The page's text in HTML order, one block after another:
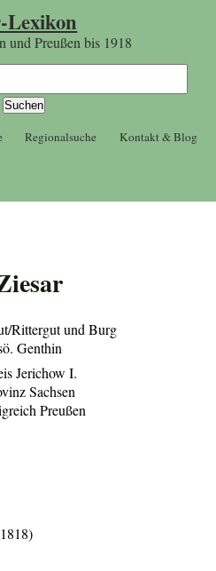
und Preußen bis 1918
Regionalsuche Kontakt & Blog
Rittergut und Burg
Genthin
Jerichow I.
Sachsen
Preußen